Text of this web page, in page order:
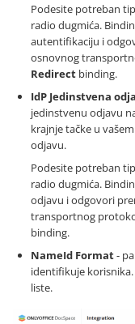
Podesite potreban tip
radio dugmića.
autentifikaciju i
osnovnog
Redirect binding.
IdP Jedinstvena
jedinstvenu odjavu
krajnje tačke u
odjavu.
Podesite potreban tip
radio dugmića.
odjavu i odgovori
transportnog
binding.
NameId Format-
identifikuje
liste.